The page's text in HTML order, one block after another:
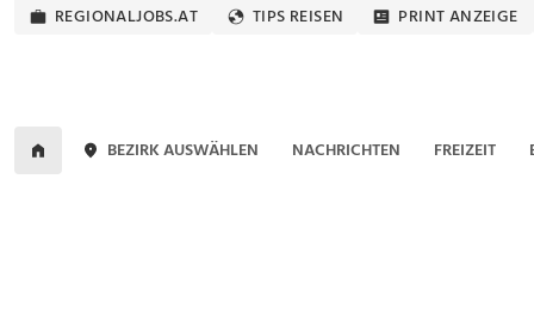
REGIONALJOBS.AT TIPS REISEN PRINT ANZEIGE
BEZIRK AUSWÄHLEN NACHRICHTEN FREIZEIT